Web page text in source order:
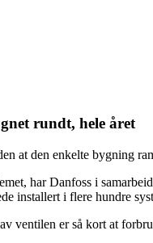
rundt, hele året
at den enkelte bygning
har Danfoss i
installert i flere hundre
ventilen er så kort at